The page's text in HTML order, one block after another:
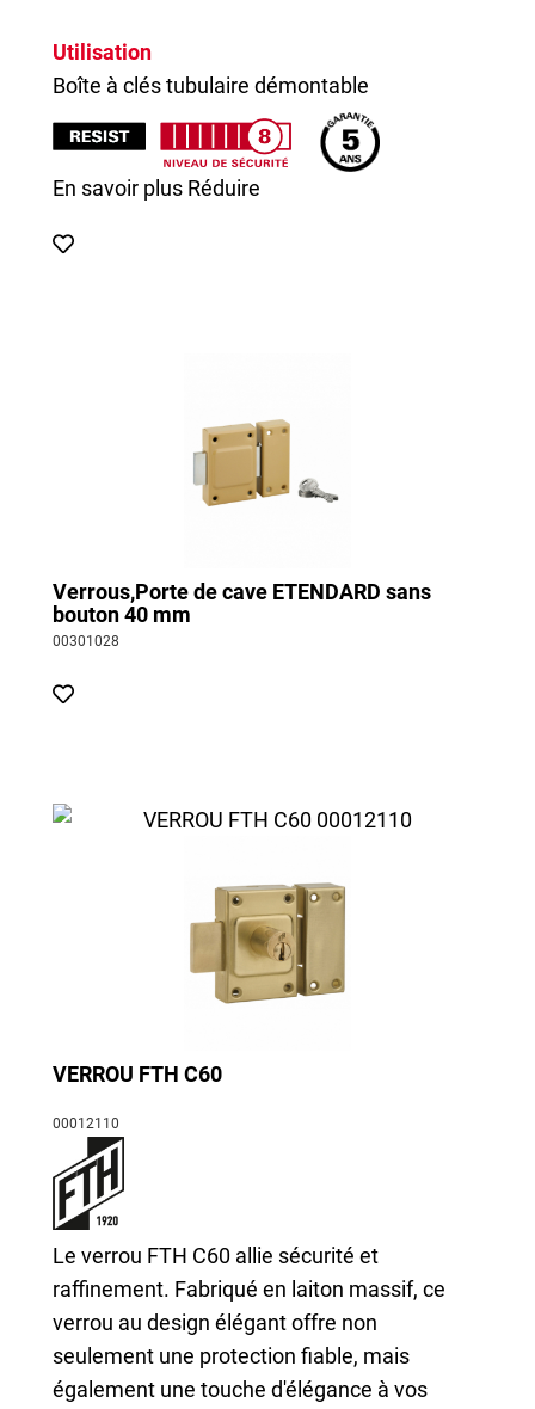
Utilisation
Boîte à clés tubulaire démontable
En savoir plus Réduire
Verrous,Porte de cave ETENDARD sans
bouton 40 mm
00301028
VERROU FTH C60
00012110
Le verrou FTH C60 allie sécurité et
raffinement. Fabriqué en laiton massif, ce
verrou au design élégant offre non
seulement une protection fiable, mais
également une touche d'élégance à vos